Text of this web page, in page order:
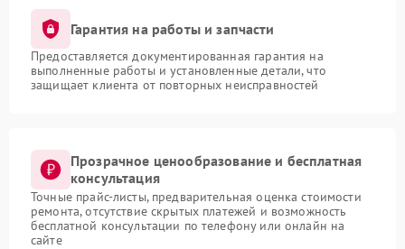
Гарантия на работы и запчасти
Предоставляется документированная гарантия на
выполненные работы и установленные детали, что
защищает клиента от повторных неисправностей
Прозрачное ценообразование и бесплатная
консультация
Точные прайс-листы, предварительная оценка стоимости
ремонта, отсутствие скрытых платежей и возможность
бесплатной консультации по телефону или онлайн на
сайте